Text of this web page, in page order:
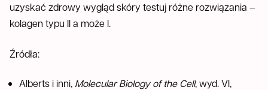
uzyskać zdrowy wygląd skóry testuj różne rozwiązania –
kolagen typu II a może I.
Źródła:
Alberts i inni, Molecular Biology of the Cell, wyd. VI,